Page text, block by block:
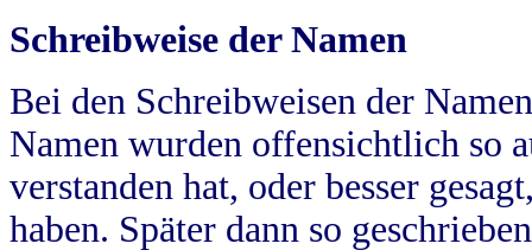
Schreibweise der Namen
Bei den Schreibweisen der
Namen wurden offensichtlich so
verstanden hat, oder besser
haben. Später dann so